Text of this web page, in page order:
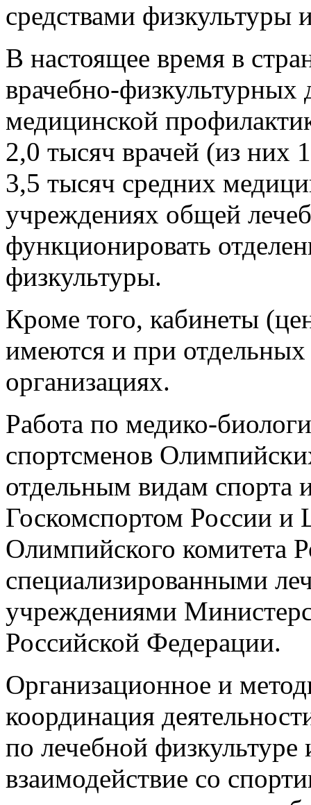
средствами физкультуры
В настоящее время в
врачебно-физкультурных
медицинской
2,0 тысяч врачей (из них
3,5 тысяч средних
учреждениях общей
функционировать
физкультуры.
Кроме того, кабинеты
имеются и при
организациях.
Работа по медико-
спортсменов
отдельным видам спорта
Госкомспортом России
Олимпийского комитета
специализированными
учреждениями
Российской Федерации.
Организационное и
координация
по лечебной
взаимодействие со